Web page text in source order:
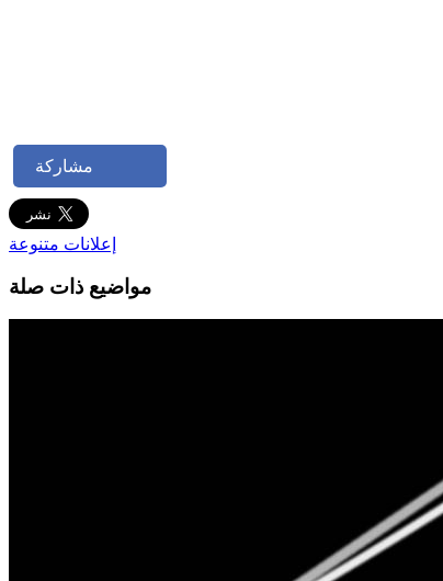
مشاركة
إعلانات متنوعة
مواضيع ذات صلة